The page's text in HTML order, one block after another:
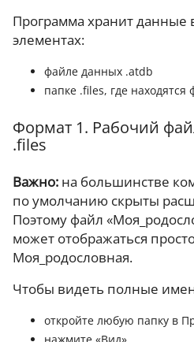
Программа хранит данные
элементах:
файле данных .atdb
папке .files, где
Формат 1. Рабочий
.files
Важно: на большинстве
по умолчанию скрыты
Поэтому файл
может отображаться
Моя_родословная.
Чтобы видеть полные
откройте любую папку в